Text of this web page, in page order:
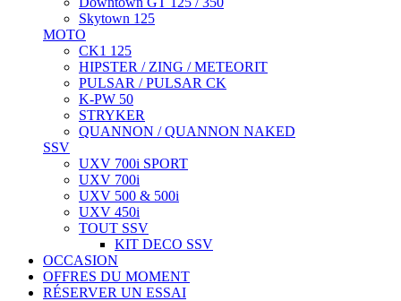
Skytown 125
MOTO
CK1 125
HIPSTER / ZING / METEORIT
PULSAR / PULSAR CK
K-PW 50
STRYKER
QUANNON / QUANNON NAKED
SSV
UXV 700i SPORT
UXV 700i
UXV 500 & 500i
UXV 450i
TOUT SSV
KIT DECO SSV
OCCASION
OFFRES DU MOMENT
RÉSERVER UN ESSAI